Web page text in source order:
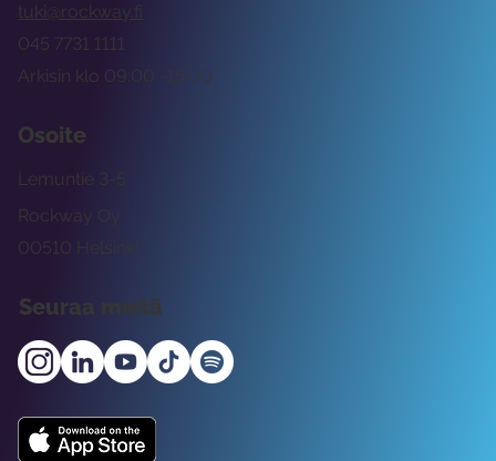
tuki@rockway.fi
Arkisin klo 09:00 -15:00
045 7731 1111
Osoite
Rockway Oy
Lemuntie 3-5
00510 Helsinki
Seuraa meitä